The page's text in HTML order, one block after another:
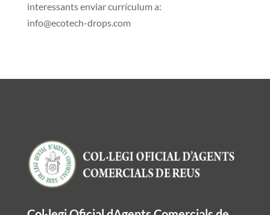
interessants enviar currículum a:
info@ecotech-drops.com